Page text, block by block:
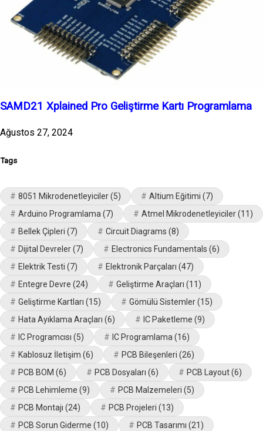
SAMD21 Xplained Pro Geliştirme Kartı Programlama
Ağustos 27, 2024
Tags
8051 Mikrodenetleyiciler(5) Altium Eğitimi (7)
Arduino Programlama (7) Atmel Mikrodenetleyiciler(11)
Bellek Çipleri (7) Circuit Diagrams (8)
Dijital Devreler(7) Electronics Fundamentals (6)
Elektrik Testi (7) Elektronik Parçaları (47)
Entegre Devre (24) Geliştirme Araçları (11)
Geliştirme Kartları (15) Gömülü Sistemler(15)
Hata Ayıklama Araçları (6) IC Paketleme (9)
IC Programcısı (5) IC Programlama (16)
Kablosuz İletişim (6) PCB Bileşenleri (26)
PCB BOM (6) PCB Dosyaları (6) PCB Layout(6)
PCB Lehimleme (9) PCB Malzemeleri (5)
PCB Montajı (24) PCB Projeleri (13)
PCB Sorun Giderme (10) PCB Tasarımı (21)